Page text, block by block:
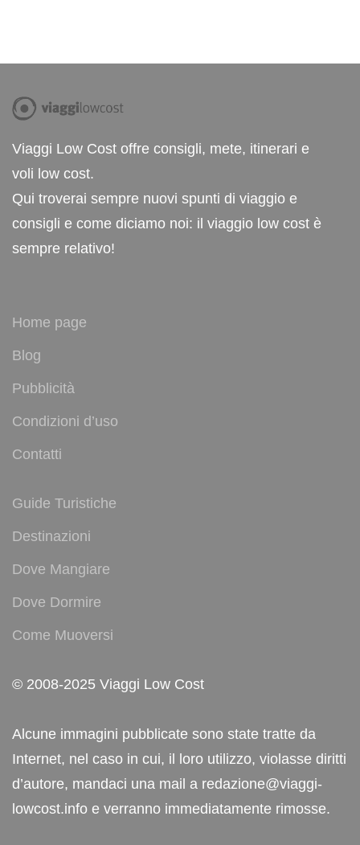
Viaggi Low Cost offre consigli, mete, itinerari e
voli low cost.
Qui troverai sempre nuovi spunti di viaggio e
consigli e come diciamo noi: il viaggio low cost è
sempre relativo!
Home page
Blog
Pubblicità
Condizioni d’uso
Contatti
Guide Turistiche
Destinazioni
Dove Mangiare
Dove Dormire
Come Muoversi
© 2008-2025 Viaggi Low Cost
Alcune immagini pubblicate sono state tratte da
Internet, nel caso in cui, il loro utilizzo, violasse diritti
d’autore, mandaci una mail a redazione@viaggi-
lowcost.info e verranno immediatamente rimosse.